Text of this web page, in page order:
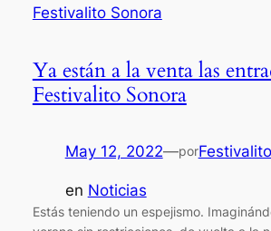
Ya están a la venta las
Festivalito Sonora
May 12, 2022—por
en Noticias
Estás teniendo un espejismo.